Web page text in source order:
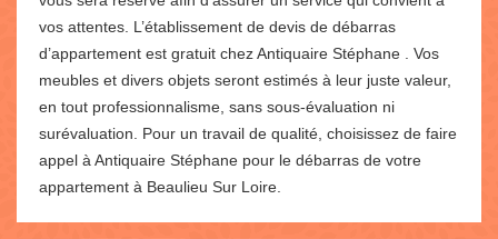
vos attentes. L’établissement de devis de débarras
d’appartement est gratuit chez Antiquaire Stéphane . Vos
meubles et divers objets seront estimés à leur juste valeur,
en tout professionnalisme, sans sous-évaluation ni
surévaluation. Pour un travail de qualité, choisissez de faire
appel à Antiquaire Stéphane pour le débarras de votre
appartement à Beaulieu Sur Loire.